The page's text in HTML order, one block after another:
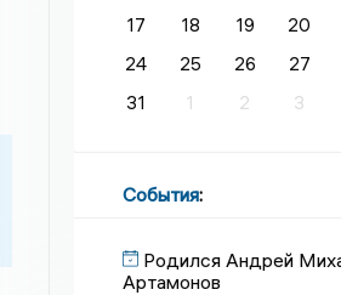
17
18 19 20
24
25 26 27
31
1 2 3
События:
Родился Андрей
Артамонов